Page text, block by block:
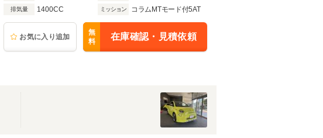
排気量 1400CC ミッション コラムMTモード付5AT
お気に入り追加
無
料
在庫確認・見積依頼